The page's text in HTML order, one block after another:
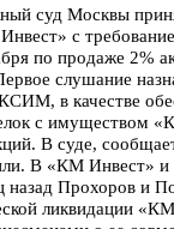
суд Москвы
с
по продаже 2%
слушание
в качестве
с имуществом
В суде,
В «КМ Инвест» и
назад Прохоров и
ликвидации